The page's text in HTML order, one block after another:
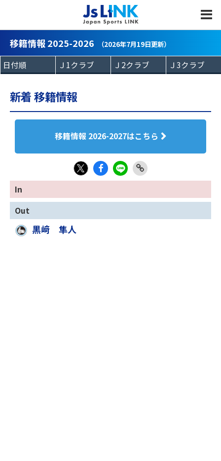
移籍情報 2025-2026 （2026年7月19日更新）
新着 移籍情報
移籍情報 2026-2027はこちら
X
Fac
eb
LIN
E
Link
Copy
In
Out
黒﨑 隼人